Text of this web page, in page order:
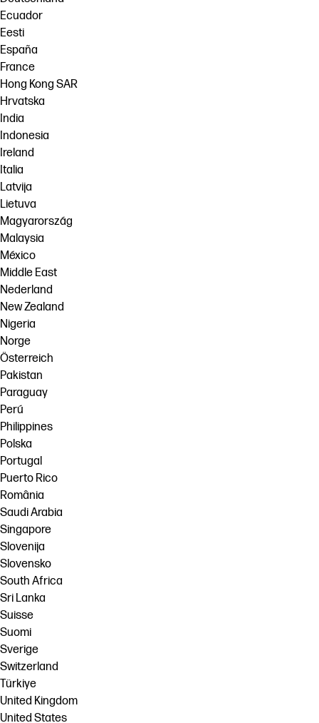
Ecuador
Eesti
España
France
Hong Kong SAR
Hrvatska
India
Indonesia
Ireland
Italia
Latvija
Lietuva
Magyarország
Malaysia
México
Middle East
Nederland
New Zealand
Nigeria
Norge
Österreich
Pakistan
Paraguay
Perú
Philippines
Polska
Portugal
Puerto Rico
România
Saudi Arabia
Singapore
Slovenija
Slovensko
South Africa
Sri Lanka
Suisse
Suomi
Sverige
Switzerland
Türkiye
United Kingdom
United States